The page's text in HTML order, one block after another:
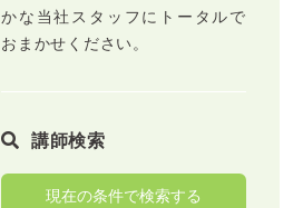
かな当社スタッフにトータルで
おまかせください。
講師検索
現在の条件で検索する